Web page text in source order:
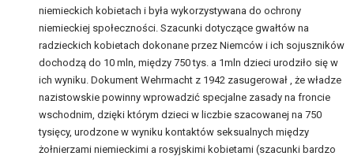
niemieckich kobietach i była wykorzystywana do ochrony
niemieckiej społeczności. Szacunki dotyczące gwałtów na
radzieckich kobietach dokonane przez Niemców i ich sojuszników
dochodzą do 10 mln, między 750 tys. a 1mln dzieci urodziło się w
ich wyniku. Dokument Wehrmacht z 1942 zasugerował , że władze
nazistowskie powinny wprowadzić specjalne zasady na froncie
wschodnim, dzięki którym dzieci w liczbie szacowanej na 750
tysięcy, urodzone w wyniku kontaktów seksualnych między
żołnierzami niemieckimi a rosyjskimi kobietami (szacunki bardzo